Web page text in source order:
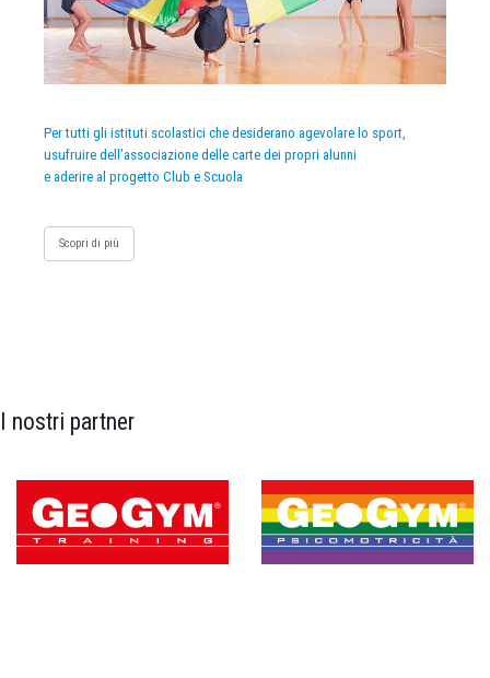
Per tutti gli istituti scolastici che desiderano agevolare lo sport,
usufruire dell’associazione delle carte dei propri alunni
e aderire al progetto Club e Scuola
Scopri di più
I nostri partner